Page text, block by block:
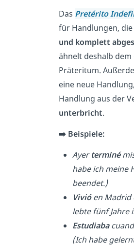
Das Pretérito
für Handlungen, die
und komplett
ähnelt deshalb dem
Präteritum.
eine neue
Handlung aus der
unterbricht.
➡️ Beispiele:
Ayerterminé
habe ich meine
beendet.)
Vivióen Madrid
lebte fünf Jahre
Estudiaba
(Ich habe